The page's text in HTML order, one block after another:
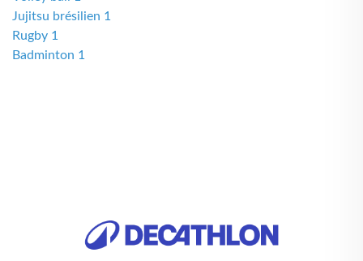
Jujitsu brésilien 1
Rugby 1
Badminton 1